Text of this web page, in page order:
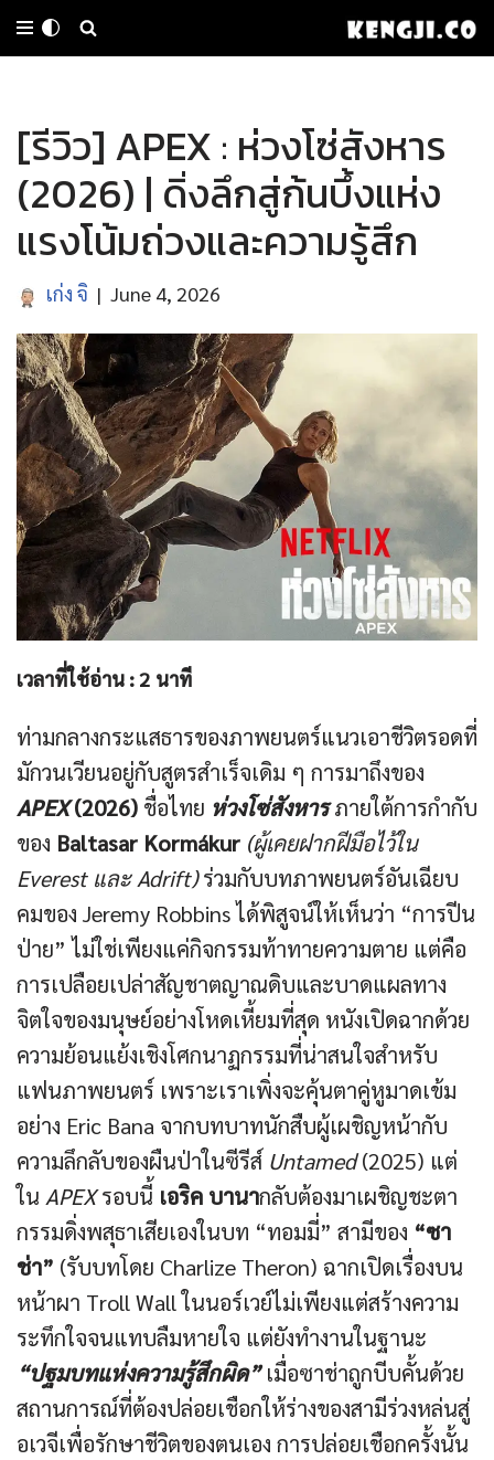
Skip
content
[รีวิว] APEX : ห่วงโซ่สังหาร
(2026) | ดิ่งลึกสู่ก้นบึ้งแห่ง
แรงโน้มถ่วงและความรู้สึก
เก่ง จิ June 4, 2026
เวลาที่ใช้อ่าน :2 นาที
ท่ามกลางกระแสธารของภาพยนตร์แนวเอาชีวิตรอดที่
มักวนเวียนอยู่กับสูตรสำเร็จเดิม ๆ การมาถึงของ
APEX(2026) ชื่อไทย ห่วงโซ่สังหาร ภายใต้การกำกับ
ของ Baltasar Kormákur (ผู้เคยฝากฝีมือไว้ใน
Everest และ Adrift)ร่วมกับบทภาพยนตร์อันเฉียบ
คมของ Jeremy Robbins ได้พิสูจน์ให้เห็นว่า “การปีน
ป่าย” ไม่ใช่เพียงแค่กิจกรรมท้าทายความตาย แต่คือ
การเปลือยเปล่าสัญชาตญาณดิบและบาดแผลทาง
จิตใจของมนุษย์อย่างโหดเหี้ยมที่สุด หนังเปิดฉากด้วย
ความย้อนแย้งเชิงโศกนาฏกรรมที่น่าสนใจสำหรับ
แฟนภาพยนตร์ เพราะเราเพิ่งจะคุ้นตาคู่หูมาดเข้ม
อย่าง Eric Bana จากบทบาทนักสืบผู้เผชิญหน้ากับ
ความลึกลับของผืนป่าในซีรีส์ Untamed(2025) แต่
ใน APEXรอบนี้ เอริค บานากลับต้องมาเผชิญชะตา
กรรมดิ่งพสุธาเสียเองในบท “ทอมมี่” สามีของ “ซา
ช่า” (รับบทโดย Charlize Theron) ฉากเปิดเรื่องบน
หน้าผา Troll Wall ในนอร์เวย์ไม่เพียงแต่สร้างความ
ระทึกใจจนแทบลืมหายใจ แต่ยังทำงานในฐานะ
“ปฐมบทแห่งความรู้สึกผิด”เมื่อซาช่าถูกบีบคั้นด้วย
สถานการณ์ที่ต้องปล่อยเชือกให้ร่างของสามีร่วงหล่นสู่
อเวจีเพื่อรักษาชีวิตของตนเอง การปล่อยเชือกครั้งนั้น